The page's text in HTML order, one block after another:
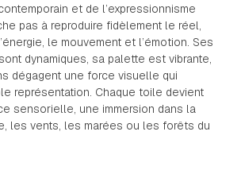
et de l’expressionnisme
pas à reproduire fidèlement le réel,
le mouvement et l’émotion. Ses
dynamiques, sa palette est vibrante,
dégagent une force visuelle qui
représentation. Chaque toile devient
sensorielle, une immersion dans la
les vents, les marées ou les forêts du